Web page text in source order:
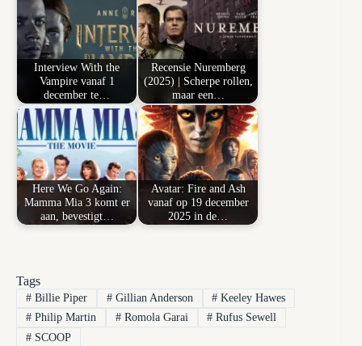
Interview With the
Vampire vanaf 1
december te…
Recensie Nuremberg
(2025) | Scherpe rollen,
maar een…
Here We Go Again:
Mamma Mia 3 komt er
aan, bevestigt…
Avatar: Fire and Ash
vanaf op 19 december
2025 in de…
Tags
#Billie Piper #Gillian Anderson # Keeley Hawes
#Philip Martin #Romola Garai # Rufus Sewell
#SCOOP